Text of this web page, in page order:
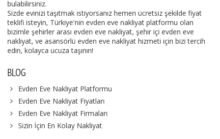
bulabilirsiniz.
Sizde evinizi taşıtmak istiyorsanız hemen ücretsiz şekilde fiyat
teklifi isteyin, Türkiye'nin evden eve nakliyat platformu olan
bizimle şehirler arası evden eve nakliyat, şehir içi evden eve
nakliyat, ve asansörlü evden eve nakliyat hizmeti için bizi tercih
edin, kolayca ucuza taşının!
BLOG
Evden Eve Nakliyat Platformu
Evden Eve Nakliyat Fiyatları
Evden Eve Nakliyat Firmaları
Sizin İçin En Kolay Nakliyat